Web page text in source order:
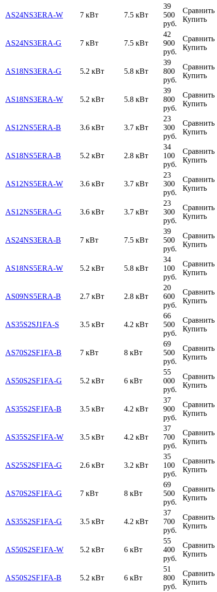
AS24NS3ERA-W 7 кВт 7.5 кВт
39
500
руб.
Сравнить
Купить
AS24NS3ERA-G 7 кВт 7.5 кВт
42
900
руб.
Сравнить
Купить
AS18NS3ERA-G 5.2 кВт 5.8 кВт
39
800
руб.
Сравнить
Купить
AS18NS3ERA-W 5.2 кВт 5.8 кВт
39
800
руб.
Сравнить
Купить
AS12NS5ERA-B 3.6 кВт 3.7 кВт
23
300
руб.
Сравнить
Купить
AS18NS5ERA-B 5.2 кВт 2.8 кВт
34
100
руб.
Сравнить
Купить
AS12NS5ERA-W 3.6 кВт 3.7 кВт
23
300
руб.
Сравнить
Купить
AS12NS5ERA-G 3.6 кВт 3.7 кВт
23
300
руб.
Сравнить
Купить
AS24NS3ERA-B 7 кВт 7.5 кВт
39
500
руб.
Сравнить
Купить
AS18NS5ERA-W 5.2 кВт 5.8 кВт
34
100
руб.
Сравнить
Купить
AS09NS5ERA-B 2.7 кВт 2.8 кВт
20
600
руб.
Сравнить
Купить
AS35S2SJ1FA-S 3.5 кВт 4.2 кВт
66
500
руб.
Сравнить
Купить
AS70S2SF1FA-B 7 кВт 8 кВт
69
500
руб.
Сравнить
Купить
AS50S2SF1FA-G 5.2 кВт 6 кВт
55
000
руб.
Сравнить
Купить
AS35S2SF1FA-B 3.5 кВт 4.2 кВт
37
900
руб.
Сравнить
Купить
AS35S2SF1FA-W 3.5 кВт 4.2 кВт
37
700
руб.
Сравнить
Купить
AS25S2SF1FA-G 2.6 кВт 3.2 кВт
35
100
руб.
Сравнить
Купить
AS70S2SF1FA-G 7 кВт 8 кВт
69
500
руб.
Сравнить
Купить
AS35S2SF1FA-G 3.5 кВт 4.2 кВт
37
700
руб.
Сравнить
Купить
AS50S2SF1FA-W 5.2 кВт 6 кВт
55
400
руб.
Сравнить
Купить
AS50S2SF1FA-B 5.2 кВт 6 кВт
51
800
руб.
Сравнить
Купить